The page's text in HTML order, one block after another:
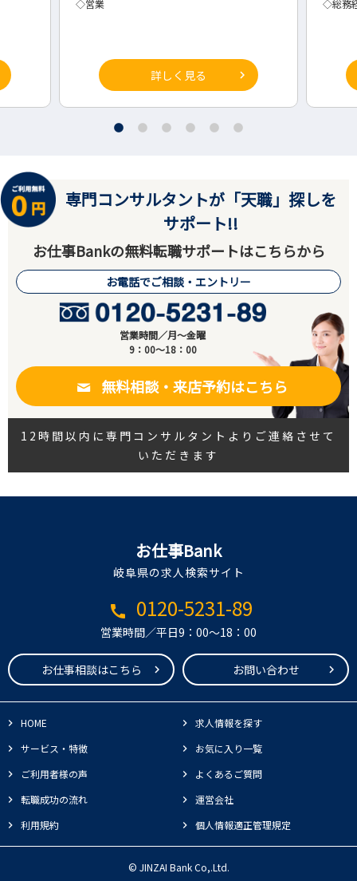
◇営業
詳しく見る
◇総務
専門コンサルタントが「天職」探しを
サポート!!
お仕事Bankの無料転職サポートはこちらから
お電話でご相談・エントリー
営業時間／月～金曜
9：00～18：00
無料相談・来店予約はこちら
12時間以内に専門コンサルタントよりご連絡させて
いただきます
お仕事Bank
岐阜県の求人検索サイト
call 0120-5231-89
営業時間／平日9：00～18：00
お仕事相談はこちら お問い合わせ
HOME
求人情報を探す
サービス・特徴
お気に入り一覧
ご利用者様の声
よくあるご質問
転職成功の流れ
運営会社
利用規約
個人情報適正管理規定
© JINZAI Bank Co,.Ltd.